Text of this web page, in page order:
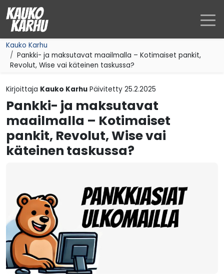
Siirry sisältöön
Kauko Karhu
Pankki- ja maksutavat maailmalla – Kotimaiset pankit,
Revolut, Wise vai käteinen taskussa?
Kirjoittaja Kauko Karhu Päivitetty 25.2.2025
Pankki- ja maksutavat
maailmalla – Kotimaiset
pankit, Revolut, Wise vai
käteinen taskussa?